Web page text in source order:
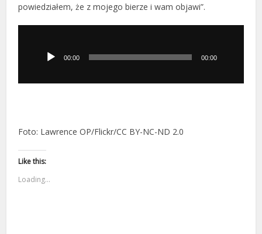
powiedziałem, że z mojego bierze i wam objawi”.
dźwiękowych00:00 00:00
Foto: Lawrence OP/Flickr/CC BY-NC-ND 2.0
Like this:
Loading...